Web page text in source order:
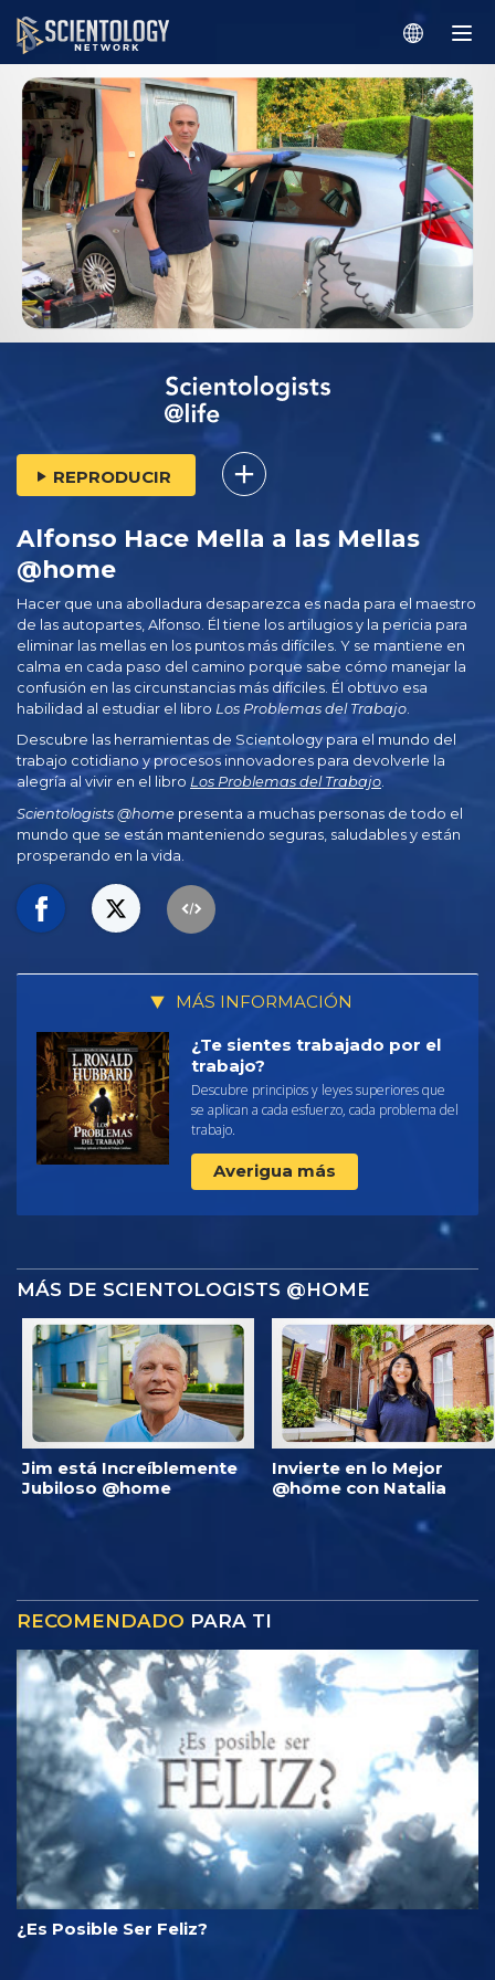
REPRODUCIR
Alfonso Hace Mella a las Mellas
@home
Hacer que una abolladura desaparezca es nada para el maestro
de las autopartes, Alfonso. Él tiene los artilugios y la pericia para
eliminar las mellas en los puntos más difíciles. Y se mantiene en
calma en cada paso del camino porque sabe cómo manejar la
confusión en las circunstancias más difíciles. Él obtuvo esa
habilidad al estudiar el libro Los Problemas del Trabajo
Descubre las herramientas de Scientology para el mundo del
trabajo cotidiano y procesos innovadores para devolverle la
alegría al vivir en el libro Los Problemas del Trabajo.
Scientologists @home presenta a muchas personas de todo el
mundo que se están manteniendo seguras, saludables y están
prosperando en la vida.
MÁS INFORMACIÓN
¿Te sientes trabajado por el
trabajo?
Descubre principios y leyes superiores que
se aplican a cada esfuerzo, cada problema del
trabajo.
Averigua más
MÁS DE SCIENTOLOGISTS @HOME
Jim está Increíblemente
Jubiloso @home
Invierte en lo Mejor
@home con Natalia
RECOMENDADO PARA TI
¿Es Posible Ser Feliz?